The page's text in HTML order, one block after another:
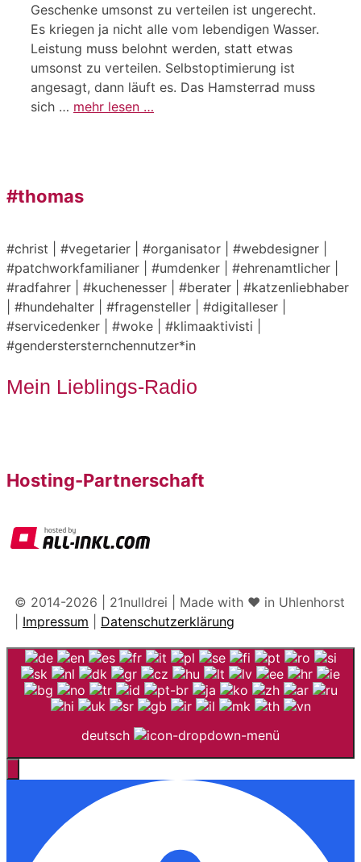
Geschenke umsonst zu verteilen ist ungerecht.
Es kriegen ja nicht alle vom lebendigen Wasser.
Leistung muss belohnt werden, statt etwas
umsonst zu verteilen. Selbstoptimierung ist
angesagt, dann läuft es. Das Hamsterrad muss
sich … mehr lesen …
#thomas
#christ | #vegetarier | #organisator | #webdesigner |
#patchworkfamilianer | #umdenker | #ehrenamtlicher |
#radfahrer | #kuchenesser | #berater | #katzenliebhaber
| #hundehalter | #fragensteller | #digitalleser |
#servicedenker | #woke | #klimaaktivisti |
#genderstersternchennutzer*in
Mein Lieblings-Radio
Hosting-Partnerschaft
© 2014-2026 | 21nulldrei | Made with ♥️ in Uhlenhorst
Impressum Datenschutzerklärung
deutsch